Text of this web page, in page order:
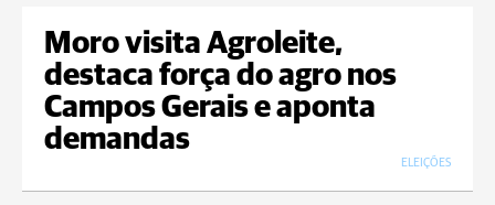
Moro visita Agroleite,
destaca força do agro nos
Campos Gerais e aponta
demandas
ELEIÇÕES